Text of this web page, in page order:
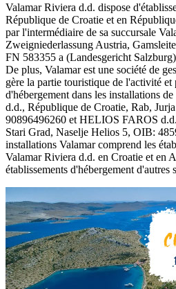
Valamar Riviera d.d. dispose
République de Croatie et en
par l'intermédiaire de sa succursale
Zweigniederlassung Austria,
FN 583355 a (Landesgericht
De plus, Valamar est une société de
gère la partie touristique de l'activité et
d'hébergement dans les installations
d.d., République de Croatie, Rab,
90896496260 et HELIOS FAROS
Stari Grad, Naselje Helios 5, OIB:
installations Valamar comprend les
Valamar Riviera d.d. en Croatie et en
établissements d'hébergement d'autres